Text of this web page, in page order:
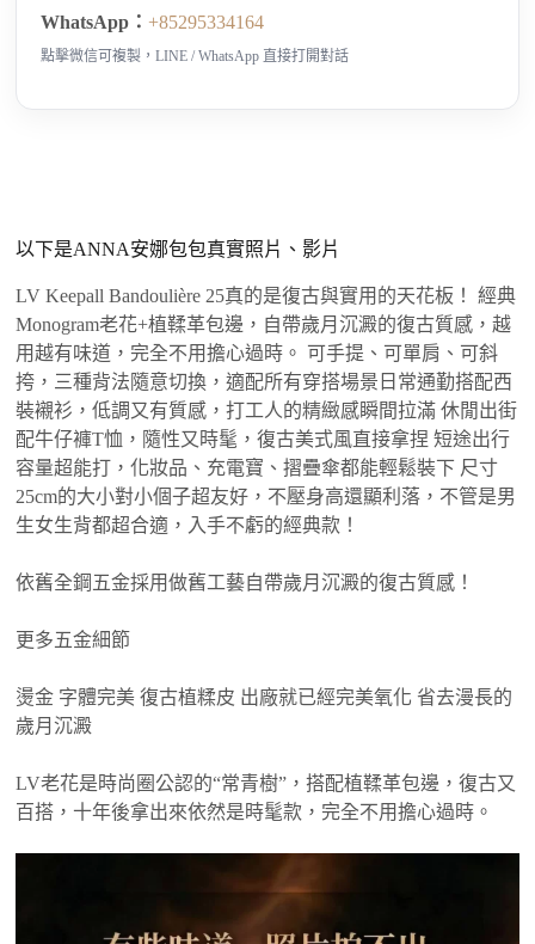
WhatsApp：+85295334164
點擊微信可複製，LINE / WhatsApp 直接打開對話
以下是ANNA安娜包包真實照片、影片
LV Keepall Bandoulière 25真的是復古與實用的天花板！ 經典
Monogram老花+植鞣革包邊，自帶歲月沉澱的復古質感，越
用越有味道，完全不用擔心過時。 可手提、可單肩、可斜
挎，三種背法隨意切換，適配所有穿搭場景日常通勤搭配西
裝襯衫，低調又有質感，打工人的精緻感瞬間拉滿 休閒出街
配牛仔褲T恤，隨性又時髦，復古美式風直接拿捏 短途出行
容量超能打，化妝品、充電寶、摺疊傘都能輕鬆裝下 尺寸
25cm的大小對小個子超友好，不壓身高還顯利落，不管是男
生女生背都超合適，入手不虧的經典款！
依舊全鋼五金採用做舊工藝自帶歲月沉澱的復古質感！
更多五金細節
燙金 字體完美 復古植糅皮 出廠就已經完美氧化 省去漫長的
歲月沉澱
LV老花是時尚圈公認的“常青樹”，搭配植鞣革包邊，復古又
百搭，十年後拿出來依然是時髦款，完全不用擔心過時。